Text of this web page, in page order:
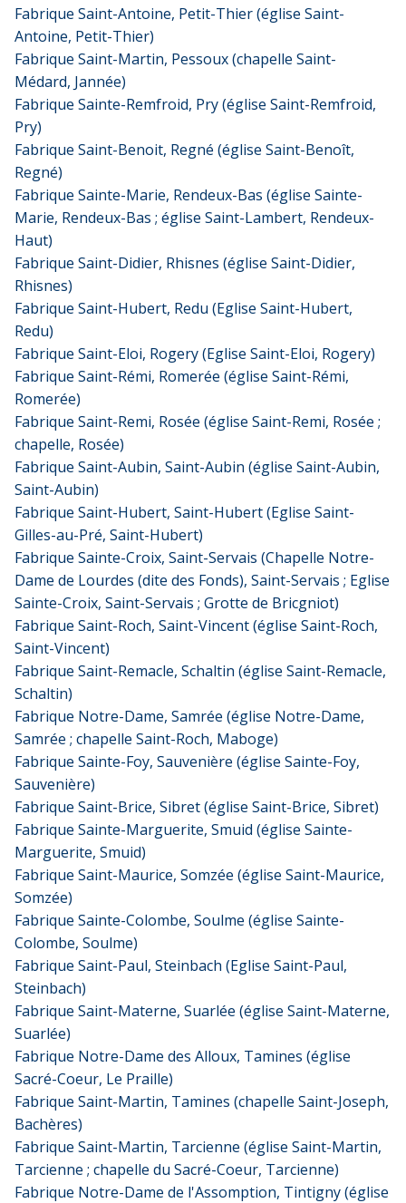
Fabrique Saint-Antoine, Petit-Thier (église Saint-
Antoine, Petit-Thier)
Fabrique Saint-Martin, Pessoux (chapelle Saint-
Médard, Jannée)
Fabrique Sainte-Remfroid, Pry (église Saint-Remfroid,
Pry)
Fabrique Saint-Benoit, Regné (église Saint-Benoît,
Regné)
Fabrique Sainte-Marie, Rendeux-Bas (église Sainte-
Marie, Rendeux-Bas ; église Saint-Lambert, Rendeux-
Haut)
Fabrique Saint-Didier, Rhisnes (église Saint-Didier,
Rhisnes)
Fabrique Saint-Hubert, Redu (Eglise Saint-Hubert,
Redu)
Fabrique Saint-Eloi, Rogery (Eglise Saint-Eloi, Rogery)
Fabrique Saint-Rémi, Romerée (église Saint-Rémi,
Romerée)
Fabrique Saint-Remi, Rosée (église Saint-Remi, Rosée ;
chapelle, Rosée)
Fabrique Saint-Aubin, Saint-Aubin (église Saint-Aubin,
Saint-Aubin)
Fabrique Saint-Hubert, Saint-Hubert (Eglise Saint-
Gilles-au-Pré, Saint-Hubert)
Fabrique Sainte-Croix, Saint-Servais (Chapelle Notre-
Dame de Lourdes (dite des Fonds), Saint-Servais ; Eglise
Sainte-Croix, Saint-Servais ; Grotte de Bricgniot)
Fabrique Saint-Roch, Saint-Vincent (église Saint-Roch,
Saint-Vincent)
Fabrique Saint-Remacle, Schaltin (église Saint-Remacle,
Schaltin)
Fabrique Notre-Dame, Samrée (église Notre-Dame,
Samrée ; chapelle Saint-Roch, Maboge)
Fabrique Sainte-Foy, Sauvenière (église Sainte-Foy,
Sauvenière)
Fabrique Saint-Brice, Sibret (église Saint-Brice, Sibret)
Fabrique Sainte-Marguerite, Smuid (église Sainte-
Marguerite, Smuid)
Fabrique Saint-Maurice, Somzée (église Saint-Maurice,
Somzée)
Fabrique Sainte-Colombe, Soulme (église Sainte-
Colombe, Soulme)
Fabrique Saint-Paul, Steinbach (Eglise Saint-Paul,
Steinbach)
Fabrique Saint-Materne, Suarlée (église Saint-Materne,
Suarlée)
Fabrique Notre-Dame des Alloux, Tamines (église
Sacré-Coeur, Le Praille)
Fabrique Saint-Martin, Tamines (chapelle Saint-Joseph,
Bachères)
Fabrique Saint-Martin, Tarcienne (église Saint-Martin,
Tarcienne ; chapelle du Sacré-Coeur, Tarcienne)
Fabrique Notre-Dame de l'Assomption, Tintigny (église